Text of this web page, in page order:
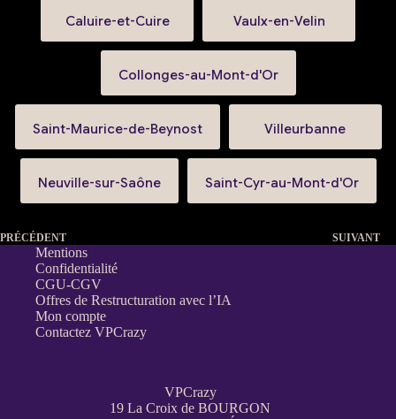
Caluire-et-Cuire Vaulx-en-Velin
Collonges-au-Mont-d'Or
Saint-Maurice-de-Beynost Villeurbanne
Neuville-sur-Saône Saint-Cyr-au-Mont-d'Or
PRÉCÉDENT SUIVANT
Mentions
Confidentialité
CGU-CGV
Offres de Restructuration avec l’IA
Mon compte
Contactez VPCrazy
VPCrazy
19 La Croix de BOURGON